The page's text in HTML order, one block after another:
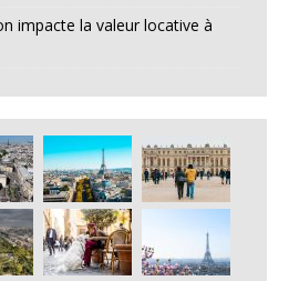
impacte la valeur locative à